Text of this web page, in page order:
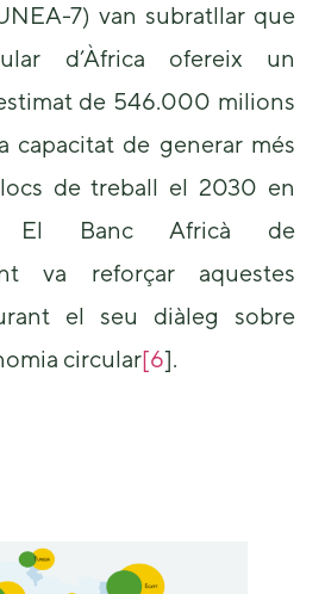
7) van subratllar que
d’Àfrica ofereix un
de 546.000 milions
capacitat de generar més
de treball el 2030 en
El Banc Africà de
va reforçar aquestes
el seu diàleg sobre
circular[6].
functionality
will
from the
By sharing
interests and
you visit our
site, you
increase the